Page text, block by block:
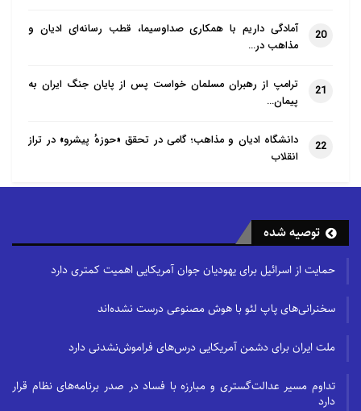
20
آمادگی داریم با همکاری صداوسیما، قطب رسانه‌ای ادیان و
مذاهب در…
21
ترامپ از رهبران مسلمان خواست پس از پایان جنگ ایران به
پیمان…
22
دانشگاه ادیان و مذاهب؛ گامی در تحقق «حوزهٔ پیشرو» در تراز
انقلاب
توصیه شده
حمایت از اسرائیل برای یهودیان جوان آمریکایی اهمیت کمتری دارد
سخنرانی‌های پاپ لئو با هوش مصنوعی درست نشده‌اند
ملت ایران برای دشمن آمریکایی درس‌های فراموش‌نشدنی دارد
تداوم مسیر عدالت‌گستری و مبارزه با فساد در صدر برنامه‌های نظام قرار
دارد